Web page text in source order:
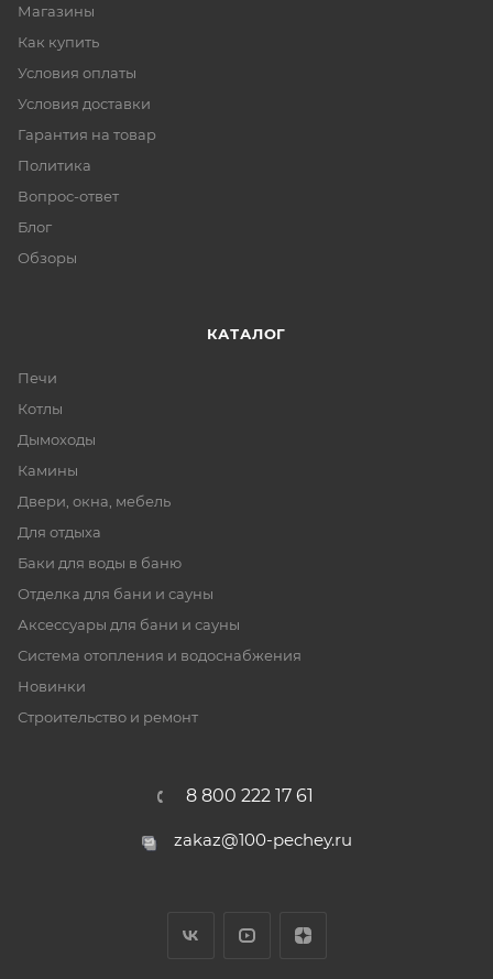
Магазины
Как купить
Условия оплаты
Условия доставки
Гарантия на товар
Политика
Вопрос-ответ
Блог
Обзоры
КАТАЛОГ
Печи
Котлы
Дымоходы
Камины
Двери, окна, мебель
Для отдыха
Баки для воды в баню
Отделка для бани и сауны
Аксессуары для бани и сауны
Система отопления и водоснабжения
Новинки
Строительство и ремонт
8 800 222 17 61
zakaz@100-pechey.ru